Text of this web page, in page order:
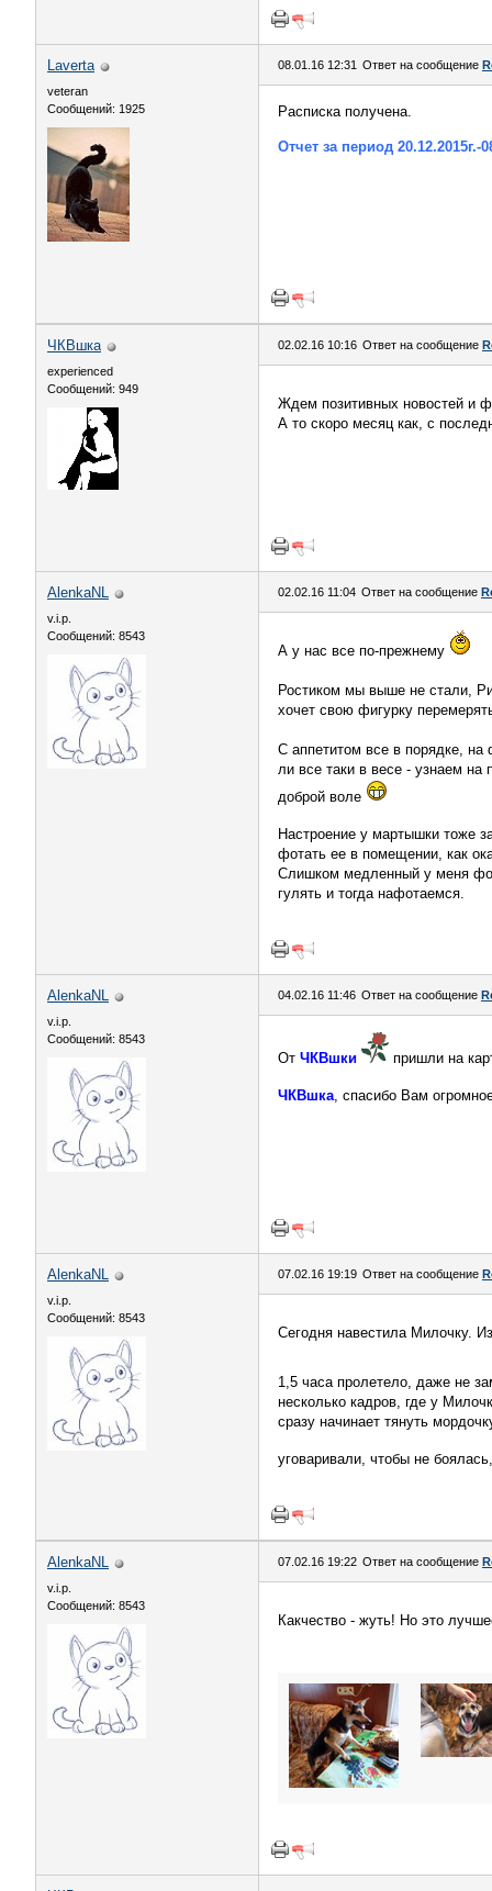
Laverta
veteran
Сообщений: 1925
08.01.16 12:31 Ответ на сообщение
Расписка получена.
Отчет за период 20.12.2015г.-
ЧКВшка
experienced
Сообщений: 949
02.02.16 10:16 Ответ на сообщение
Ждем позитивных новостей и
А то скоро месяц как, с
AlenkaNL
v.i.p.
Сообщений: 8543
02.02.16 11:04 Ответ на сообщение
А у нас все по-прежнему
Ростиком мы выше не стали,
хочет свою фигурку
С аппетитом все в порядке,
ли все таки в весе - узнаем на
доброй воле
Настроение у мартышки тоже
фотать ее в помещении, как
Слишком медленный у меня
гулять и тогда нафотаемся.
AlenkaNL
v.i.p.
Сообщений: 8543
04.02.16 11:46 Ответ на сообщение
От ЧКВшки пришли на
ЧКВшка, спасибо Вам
AlenkaNL
v.i.p.
Сообщений: 8543
07.02.16 19:19 Ответ на сообщение
Сегодня навестила Милочку.
1,5 часа пролетело, даже не
несколько кадров, где у
сразу начинает тянуть
уговаривали, чтобы не
AlenkaNL
v.i.p.
Сообщений: 8543
07.02.16 19:22 Ответ на сообщение
Какчество - жуть! Но это